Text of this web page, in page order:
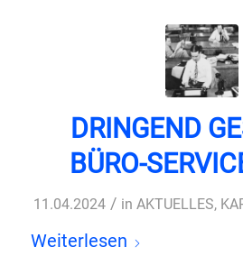
DRINGEND
BÜRO-
11.04.2024 / in AKTUELLES,
Weiterlesen